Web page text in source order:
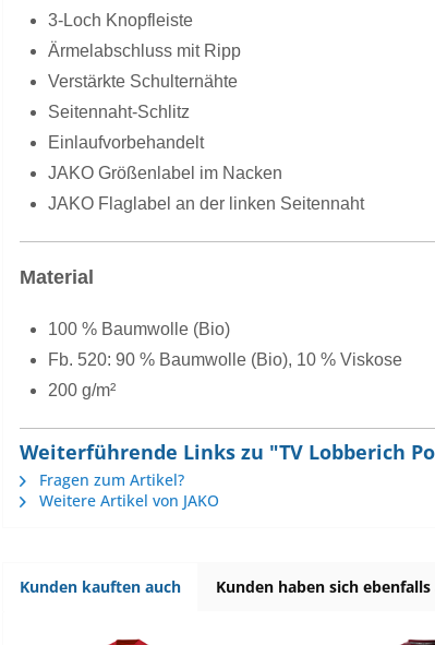
3-Loch Knopfleiste
Ärmelabschluss mit Ripp
Verstärkte Schulternähte
Seitennaht-Schlitz
Einlaufvorbehandelt
JAKO Größenlabel im Nacken
JAKO Flaglabel an der linken Seitennaht
Material
100 % Baumwolle (Bio)
Fb. 520: 90 % Baumwolle (Bio), 10 % Viskose
200 g/m²
Weiterführende Links zu "TV Lobberich
Fragen zum Artikel?
Weitere Artikel von JAKO
Kunden kauften auch Kunden haben sich ebenfalls